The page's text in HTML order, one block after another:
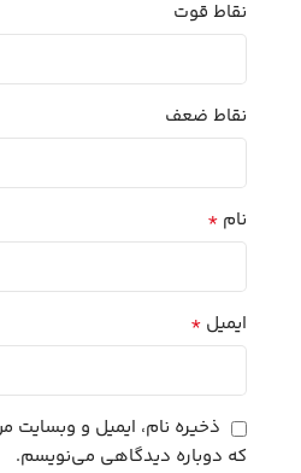
نقاط قوت
نقاط ضعف
نام *
ایمیل *
ذخیره نام، ایمیل و وبسایت
که دوباره دیدگاهی می‌نویسم.